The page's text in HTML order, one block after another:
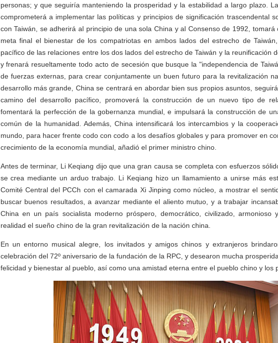
personas; y que seguiría manteniendo la prosperidad y la estabilidad a largo plazo.
comprometerá a implementar las políticas y principios de significación trascendental
con Taiwán, se adherirá al principio de una sola China y al Consenso de 1992,
meta final el bienestar de los compatriotas en ambos lados del estrecho de
pacífico de las relaciones entre los dos lados del estrecho de Taiwán y la reunificación
y frenará resueltamente todo acto de secesión que busque la "independencia de
de fuerzas externas, para crear conjuntamente un buen futuro para la revitalización
desarrollo más grande, China se centrará en abordar bien sus propios asuntos,
camino del desarrollo pacífico, promoverá la construcción de un nuevo tipo de
fomentará la perfección de la gobernanza mundial, e impulsará la construcción de
común de la humanidad. Además, China intensificará los intercambios y la
mundo, para hacer frente codo con codo a los desafíos globales y para promover en
crecimiento de la economía mundial, añadió el primer ministro chino.
Antes de terminar, Li Keqiang dijo que una gran causa se completa con esfuerzos
se crea mediante un arduo trabajo. Li Keqiang hizo un llamamiento a unirse más
Comité Central del PCCh con el camarada Xi Jinping como núcleo, a mostrar el
buscar buenos resultados, a avanzar mediante el aliento mutuo, y a trabajar
China en un país socialista moderno próspero, democrático, civilizado, armonioso
realidad el sueño chino de la gran revitalización de la nación china.
En un entorno musical alegre, los invitados y amigos chinos y extranjeros
celebración del 72º aniversario de la fundación de la RPC, y desearon mucha
felicidad y bienestar al pueblo, así como una amistad eterna entre el pueblo chino y los